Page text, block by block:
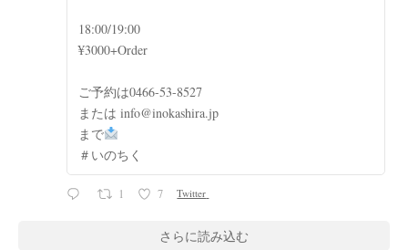
18:00/19:00
¥3000+Order
ご予約は0466-53-8527
または info@inokashira.jp
まで
＃いのちく
1 7 Twitter
さらに読み込む